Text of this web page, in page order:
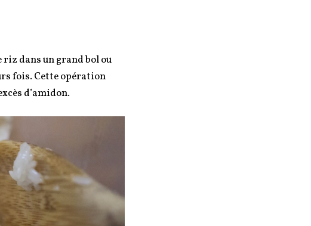
dans un grand bol ou
fois. Cette opération
d’amidon.